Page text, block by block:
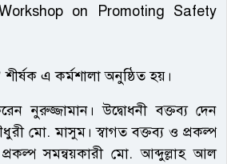
on Promoting Safety
এ কর্মশালা অনুষ্ঠিত হয়।
নুরুজ্জামান। উদ্বোধনী বক্তব্য দেন
মো. মাসুম। স্বাগত বক্তব্য ও প্রকল্প
সমন্বয়কারী মো. আব্দুল্লাহ আল